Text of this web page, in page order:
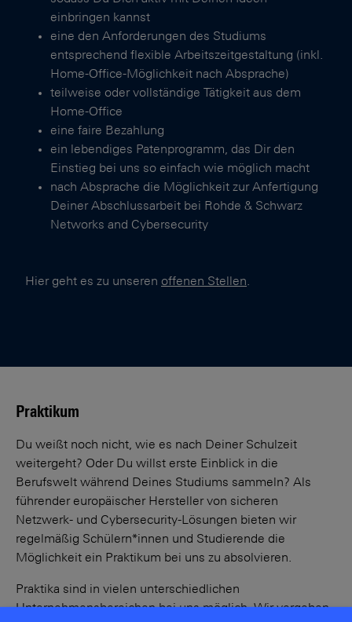
einbringen kannst
eine den Anforderungen des Studiums
entsprechend flexible Arbeitszeitgestaltung (inkl.
Home-Office-Möglichkeit nach Absprache)
teilweise oder vollständige Tätigkeit aus dem
Home-Office
eine faire Bezahlung
ein lebendiges Patenprogramm, das Dir den
Einstieg bei uns so einfach wie möglich macht
nach Absprache die Möglichkeit zur Anfertigung
Deiner Abschlussarbeit bei Rohde & Schwarz
Networks and Cybersecurity
Hier geht es zu unseren offenen Stellen.
Praktikum
Du weißt noch nicht, wie es nach Deiner Schulzeit
weitergeht? Oder Du willst erste Einblick in die
Berufswelt während Deines Studiums sammeln? Als
führender europäischer Hersteller von sicheren
Netzwerk- und Cybersecurity-Lösungen bieten wir
regelmäßig Schülern*innen und Studierende die
Möglichkeit ein Praktikum bei uns zu absolvieren.
Praktika sind in vielen unterschiedlichen
Unternehmensbereichen bei uns möglich. Wir vergeben